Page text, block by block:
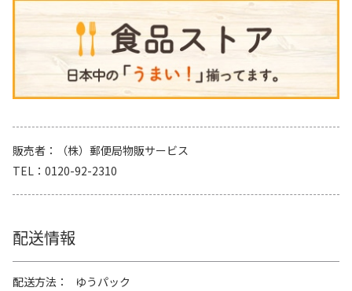
販売者
（株）郵便局物販サービス
TEL
0120-92-2310
配送情報
配送方法
ゆうパック